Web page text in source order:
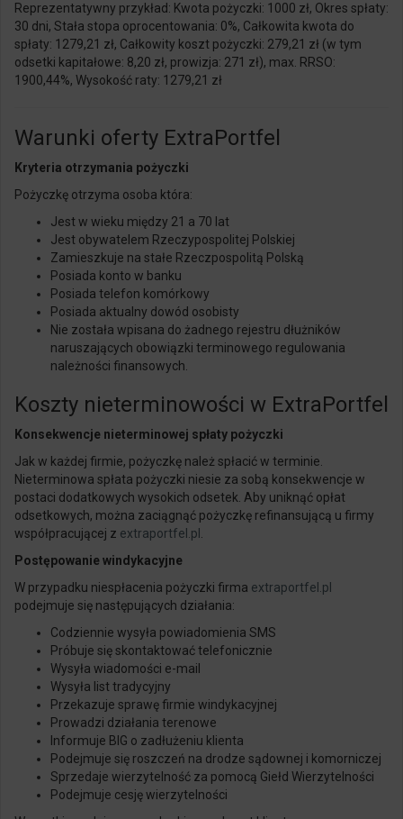
Reprezentatywny przykład: Kwota pożyczki: 1000 zł, Okres spłaty:
30 dni, Stała stopa oprocentowania: 0%, Całkowita kwota do
spłaty: 1279,21 zł, Całkowity koszt pożyczki: 279,21 zł (w tym
odsetki kapitałowe: 8,20 zł, prowizja: 271 zł), max. RRSO:
1900,44%, Wysokość raty: 1279,21 zł
Warunki oferty ExtraPortfel
Kryteria otrzymania pożyczki
Pożyczkę otrzyma osoba która:
Jest w wieku między 21 a 70 lat
Jest obywatelem Rzeczypospolitej Polskiej
Zamieszkuje na stałe Rzeczpospolitą Polską
Posiada konto w banku
Posiada telefon komórkowy
Posiada aktualny dowód osobisty
Nie została wpisana do żadnego rejestru dłużników
naruszających obowiązki terminowego regulowania
należności finansowych.
Koszty nieterminowości w ExtraPortfel
Konsekwencje nieterminowej spłaty pożyczki
Jak w każdej firmie, pożyczkę należ spłacić w terminie.
Nieterminowa spłata pożyczki niesie za sobą konsekwencje w
postaci dodatkowych wysokich odsetek. Aby uniknąć opłat
odsetkowych, można zaciągnąć pożyczkę refinansującą u firmy
współpracującej z extraportfel.pl
Postępowanie windykacyjne
W przypadku niespłacenia pożyczki firma extraportfel .pl
podejmuje się następujących działania:
Codziennie wysyła powiadomienia SMS
Próbuje się skontaktować telefonicznie
Wysyła wiadomości e-mail
Wysyła list tradycyjny
Przekazuje sprawę firmie windykacyjnej
Prowadzi działania terenowe
Informuje BIG o zadłużeniu klienta
Podejmuje się roszczeń na drodze sądownej i komorniczej
Sprzedaje wierzytelność za pomocą Giełd Wierzytelności
Podejmuje cesjęwierzytelności